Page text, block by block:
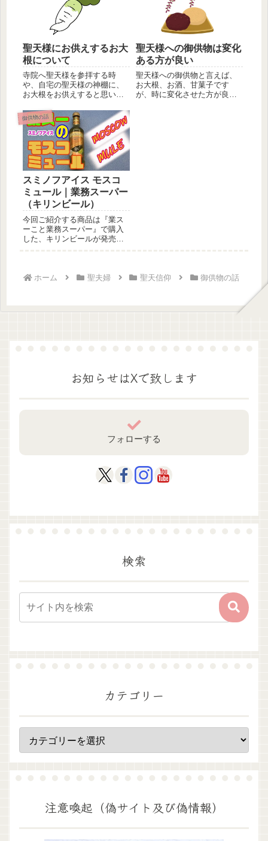
聖天様にお供えするお大
根について
寺院へ聖天様を参拝する時
や、自宅の聖天様の神棚に、
お大根をお供えすると思いま
てあるお大...
聖天様への御供物は変化
ある方が良い
聖天様への御供物と言えば、
お大根、お酒、甘菓子です
が、時に変化させた方が良い
御供物の話
スミノフアイス モスコ
ミュール｜業務スーパー
（キリンビール）
今回ご紹介する商品は『業ス
ーこと業務スーパー』で購入
した、キリンビールが発売し
ホーム 聖夫婦 聖天信仰 御供物の話
お知らせはXで致します
フォローする
検索
カテゴリー
注意喚起（偽サイト及び偽情報）